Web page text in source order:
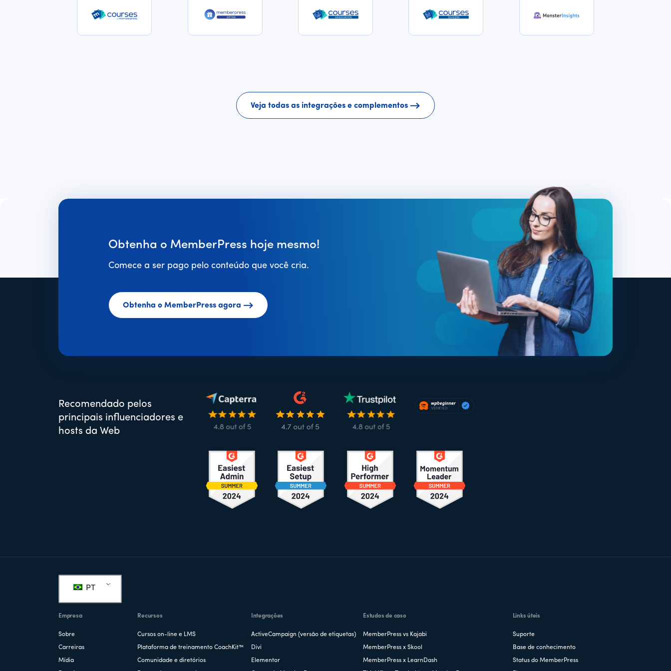
Veja todas as integrações e complementos
Obtenha o MemberPress hoje mesmo!
Comece a ser pago pelo conteúdo que você cria.
Obtenha o MemberPress agora
Recomendado pelos
principais influenciadores e
hosts da Web
PT
Empresa
Sobre
Carreiras
Mídia
Recursos
Cursos on-line e LMS
Plataforma de treinamento CoachKit™
Comunidade e diretórios
Integrações
ActiveCampaign (versão de etiquetas)
Divi
Elementor
Estudos de caso
MemberPress vs Kajabi
MemberPress x Skool
MemberPress x LearnDash
Links úteis
Suporte
Base de conhecimento
Status do MemberPress